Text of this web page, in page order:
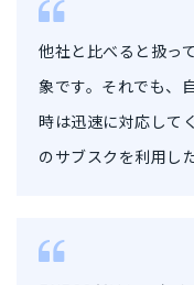
他社と比べると扱っ
象です。それでも、
時は迅速に対応して
のサブスクを利用し